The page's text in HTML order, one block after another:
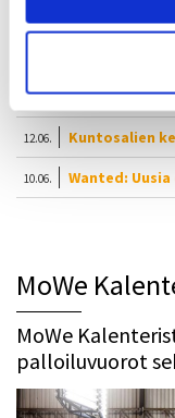
06.08.
Syksyn MoWe
24.06. Tervetuloa
12.06. Kuntosalien
10.06. Wanted:
MoWe
MoWe
palloiluvuorot